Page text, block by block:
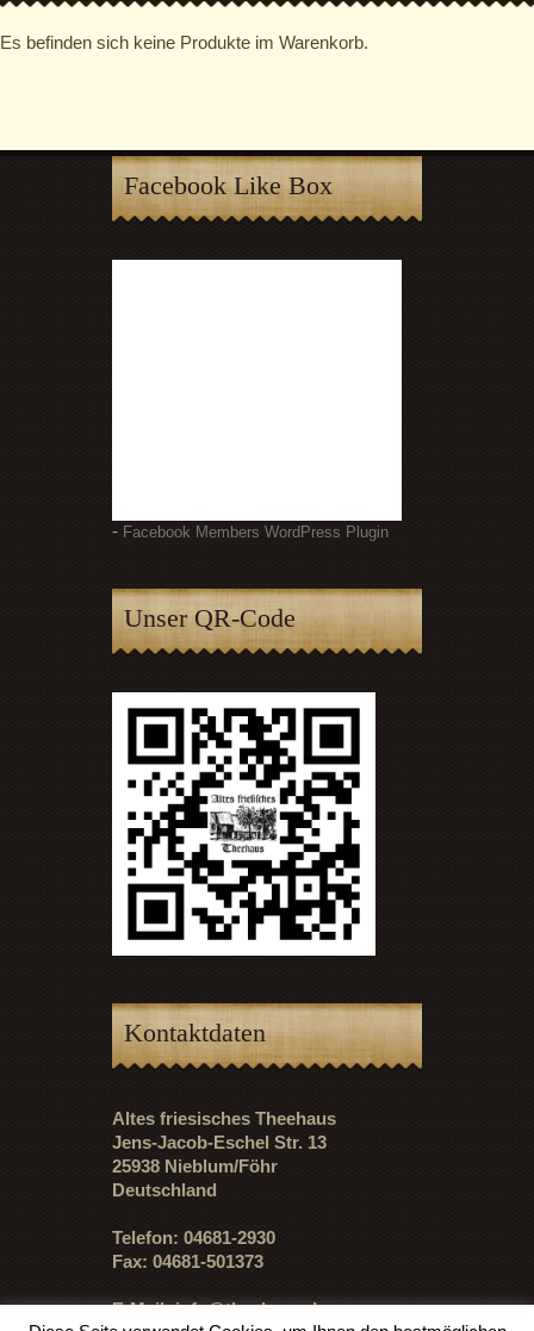
Es befinden sich keine Produkte im Warenkorb.
Facebook Like Box
- Facebook Members WordPress Plugin
Unser QR-Code
Kontaktdaten
Altes friesisches Theehaus
Jens-Jacob-Eschel Str. 13
25938 Nieblum/Föhr
Deutschland
Telefon: 04681-2930
Fax: 04681-501373
E-Mail:info@theehaus.de